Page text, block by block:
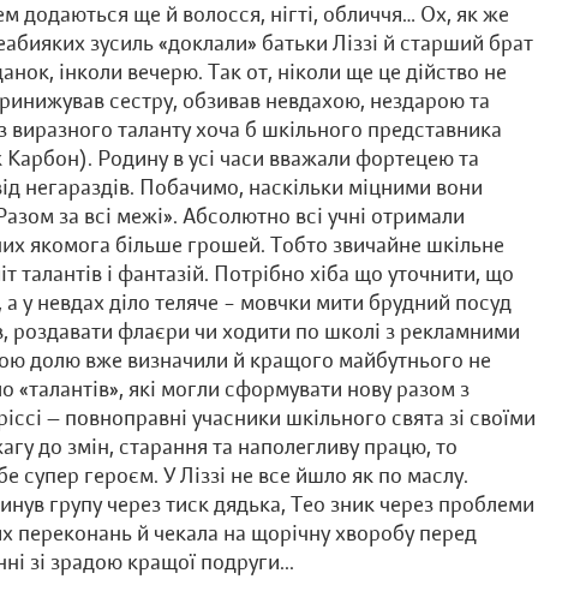
додаються ще й волосся, нігті, обличчя… Ох, як же
зусиль «доклали» батьки Ліззі й старший брат
інколи вечерю. Так от, ніколи ще це дійство не
сестру, обзивав невдахою, нездарою та
таланту хоча б шкільного представника
Родину в усі часи вважали фортецею та
негараздів. Побачимо, наскільки міцними вони
за всі межі». Абсолютно всі учні отримали
якомога більше грошей. Тобто звичайне шкільне
і фантазій. Потрібно хіба що уточнити, що
а у невдах діло теляче – мовчки мити брудний посуд
роздавати флаєри чи ходити по школі з рекламними
долю вже визначили й кращого майбутнього не
які могли сформувати нову разом з
— повноправні учасники шкільного свята зі своїми
до змін, старання та наполегливу працю, то
супер героєм. У Ліззі не все йшло як по маслу.
групу через тиск дядька, Тео зник через проблеми
переконань й чекала на щорічну хворобу перед
зі зрадою кращої подруги...